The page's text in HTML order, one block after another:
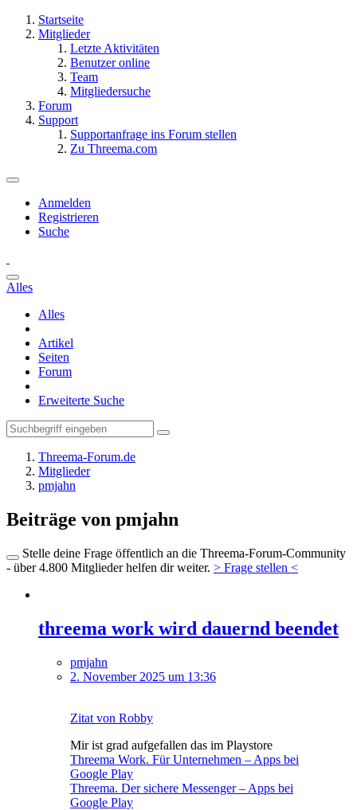
Startseite
Mitglieder
Letzte Aktivitäten
Benutzer online
Team
Mitgliedersuche
Forum
Support
Supportanfrage ins Forum stellen
Zu Threema.com
Anmelden
Registrieren
Suche
Alles
Alles
Artikel
Seiten
Forum
Erweiterte Suche
Threema-Forum.de
Mitglieder
pmjahn
Beiträge von pmjahn
Stelle deine Frage öffentlich an die Threema-Forum-Community
- über 4.800 Mitglieder helfen dir weiter. > Frage stellen <
threema work wird dauernd beendet
pmjahn
2. November 2025 um 13:36
Zitat von Robby
Mir ist grad aufgefallen das im Playstore
Threema Work. Für Unternehmen – Apps bei
Google Play
Threema. Der sichere Messenger – Apps bei
Google Play